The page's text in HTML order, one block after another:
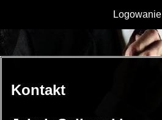
Logowanie
Kontakt